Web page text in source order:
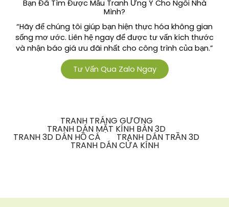
Bạn Đã Tìm Được Mẫu Tranh Ưng Ý Cho Ngôi Nhà
Mình?
“Hãy để chúng tôi giúp bạn hiện thực hóa không gian
sống mơ ước. Liên hệ ngay để được tư vấn kích thước
và nhận báo giá ưu đãi nhất cho công trình của bạn.”
Tư Vấn Qua Zalo Ngay
TRANH TRÁNG GƯƠNG
TRANH DÁN MẶT KÍNH BÀN 3D
TRANH 3D DÁN HỒ CÁ TRANH DÁN TRẦN 3D
TRANH DÁN CỬA KÍNH